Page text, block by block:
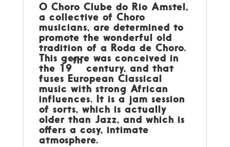
O Choro Clube do Rio Amstel,
a collective of Choro
musicians, are determined to
promote the wonderful old
tradition of a Roda de Choro.
This genre was conceived in
the 19
th
century, and that
fuses European Classical
music with strong African
influences. It is a jam session
of sorts, which is actually
older than Jazz, and which is
offers a cosy, intimate
atmosphere.